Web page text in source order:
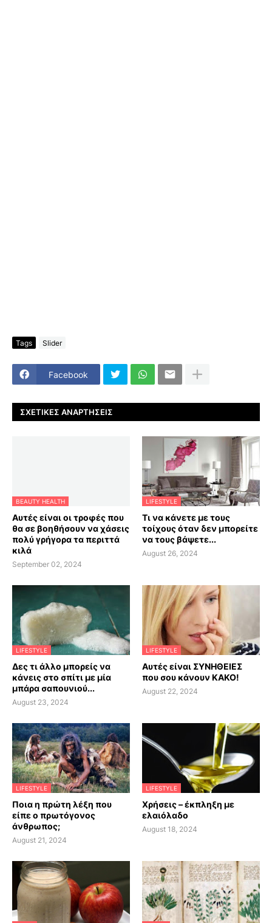
Tags Slider
Facebook
ΣΧΕΤΙΚΈΣ ΑΝΑΡΤΉΣΕΙΣ
BEAUTY HEALTH
Αυτές είναι οι τροφές που
θα σε βοηθήσουν να χάσεις
πολύ γρήγορα τα περιττά
κιλά
September 02, 2024
LIFESTYLE
Τι να κάνετε με τους
τοίχους όταν δεν μπορείτε
να τους βάψετε...
August 26, 2024
LIFESTYLE
Δες τι άλλο μπορείς να
κάνεις στο σπίτι με μία
μπάρα σαπουνιού...
August 23, 2024
LIFESTYLE
Αυτές είναι ΣΥΝΗΘΕΙΕΣ
που σου κάνουν ΚΑΚΟ!
August 22, 2024
LIFESTYLE
Ποια η πρώτη λέξη που
είπε ο πρωτόγονος
άνθρωπος;
August 21, 2024
LIFESTYLE
Χρήσεις – έκπληξη με
ελαιόλαδο
August 18, 2024